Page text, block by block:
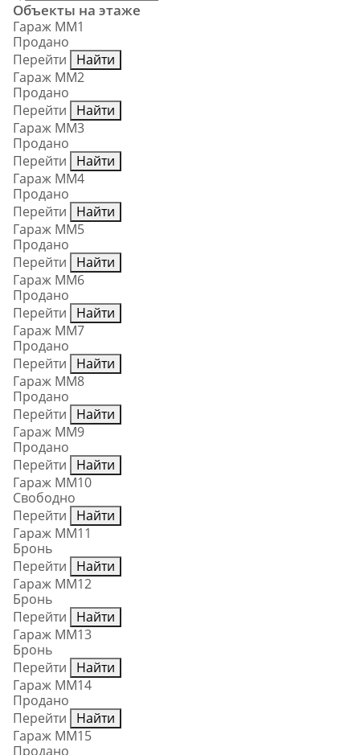
Объекты на этаже
Гараж ММ1
Продано
Перейти
Найти
Гараж ММ2
Продано
Перейти
Найти
Гараж ММ3
Продано
Перейти
Найти
Гараж ММ4
Продано
Перейти
Найти
Гараж ММ5
Продано
Перейти
Найти
Гараж ММ6
Продано
Перейти
Найти
Гараж ММ7
Продано
Перейти
Найти
Гараж ММ8
Продано
Перейти
Найти
Гараж ММ9
Продано
Перейти
Найти
Гараж ММ10
Свободно
Перейти
Найти
Гараж ММ11
Бронь
Перейти
Найти
Гараж ММ12
Бронь
Перейти
Найти
Гараж ММ13
Бронь
Перейти
Найти
Гараж ММ14
Продано
Перейти
Найти
Гараж ММ15
Продано